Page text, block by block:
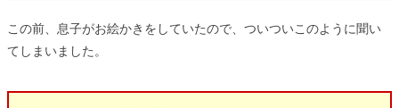
この前、息子がお絵かきをしていたので、ついついこのように聞い
てしまいました。